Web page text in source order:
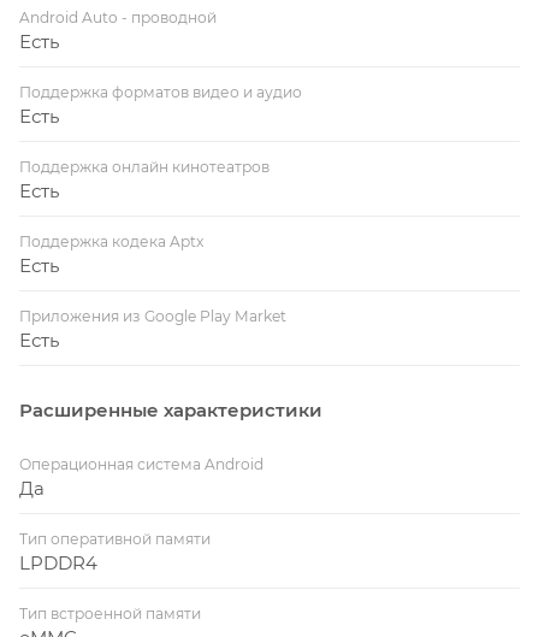
Android Auto - проводной
Есть
Поддержка форматов видео и аудио
Есть
Поддержка онлайн кинотеатров
Есть
Поддержка кодека Aptx
Есть
Приложения из Google Play Market
Есть
Расширенные характеристики
Операционная система Android
Да
Тип оперативной памяти
LPDDR4
Тип встроенной памяти